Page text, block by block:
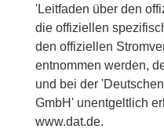
'Leitfaden über den
die offiziellen
den offiziellen
entnommen werden,
und bei der
GmbH' unentgeltlich
www.dat.de.